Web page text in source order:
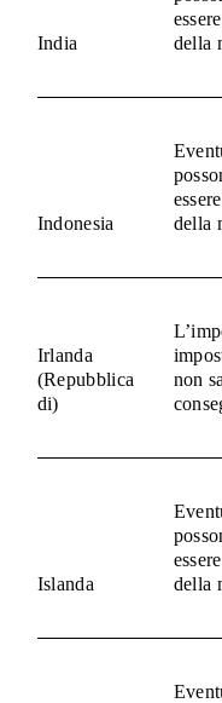
India
della
Indonesia
della
Irlanda
(Repubblica
di)
non
Islanda
della